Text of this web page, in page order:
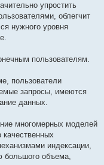
упростить
облегчит
нужного уровня
пользователям.
пользователи
запросы, имеются
данных.
многомерных моделей
индексации,
большого объема,